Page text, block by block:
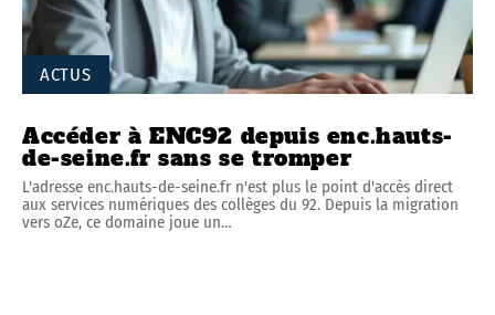
ACTUS
Accéder à ENC92 depuis enc.hauts-
de-seine.fr sans se tromper
L'adresse enc.hauts-de-seine.fr n'est plus le point d'accès direct
aux services numériques des collèges du 92. Depuis la migration
vers oZe, ce domaine joue un…